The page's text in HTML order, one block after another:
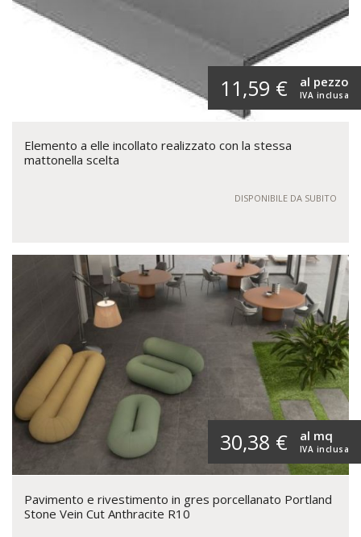
11,59 € IVA inclusa
al pezzo
Elemento a elle incollato realizzato con la stessa
mattonella scelta
DISPONIBILE DA SUBITO
30,38 € IVA inclusa
al mq
Pavimento e rivestimento in gres porcellanato Portland
Stone Vein Cut Anthracite R10